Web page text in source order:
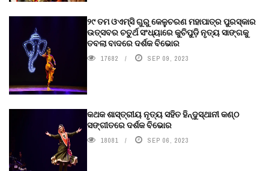
୨୯ ତମ ଓଏମ୍‌ସି ଗୁରୁ କେଳୁଚରଣ ମହାପାତ୍ର ପୁରସ୍କାର
ଉତ୍ସବର ଚତୁର୍ଥ ସଂଧ୍ୟାରେ କୁଚିପୁଡ଼ି ନୃତ୍ୟ ସାଙ୍ଗକୁ
ତବଲା ବାଦରେ ଦର୍ଶକ ବିଭୋର
17682 SEP 09, 2023
କଥକ ଶାସ୍ତ୍ରୀୟ ନୃତ୍ୟ ସହିତ ହିନ୍ଦୁସ୍ଥାନୀ କଣ୍ଠ
ସଙ୍ଗୀତରେ ଦର୍ଶକ ବିଭୋର
18081 SEP 06, 2023